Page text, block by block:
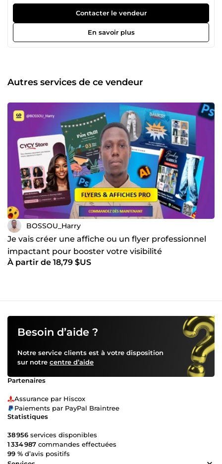
de logos uniques, pensés pour renforcer leur image de
marque et leur crédibilité. Chaque logo professionnel est
créé sur mesure, sans modèle, et optimisé pour une
utilisation web, réseaux sociaux et impression. Mes
services de design graphique incluent la création de logo,
Contacter le vendeur
En savoir plus
Autres services de ce vendeur
BOSSOU_Harry
Je vais créer une affiche ou un flyer professionnel
impactant pour booster votre visibilité
À partir de 18,79 $US
Besoin d’aide ?
Notre service clients est à votre disposition
sur notre centre d’aide
Partenaires
Assurance par Hiscox
Paiements par PayPal Braintree
Statistiques
38 956 services disponibles
1 334 987 commandes effectuées
99 % d’avis positifs